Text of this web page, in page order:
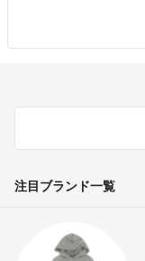
注目ブランド一覧